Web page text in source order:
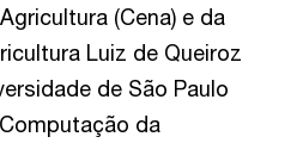
(Cena) e da
Luiz de Queiroz
de São Paulo
da